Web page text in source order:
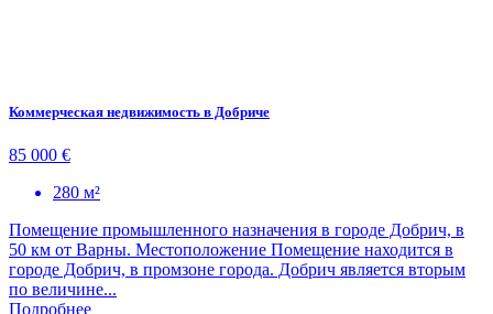
Коммерческая недвижимость в Добриче
85 000 €
280 м²
Помещение промышленного назначения в городе Добрич, в
50 км от Варны. Местоположение Помещение находится в
городе Добрич, в промзоне города. Добрич является вторым
по величине...
Подробнее